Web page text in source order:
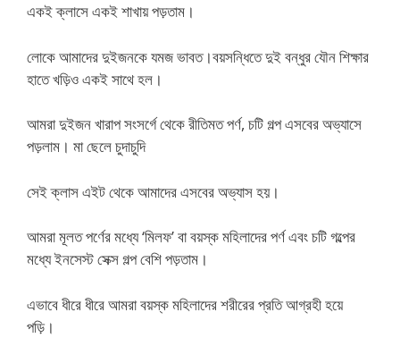
একই ক্লাসে একই শাখায় পড়তাম।
লোকে আমাদের দুইজনকে যমজ ভাবত।বয়সন্ধিতে দুই বন্ধুর যৌন শিক্ষার
হাতে খড়িও একই সাথে হল।
আমরা দুইজন খারাপ সংসর্গে থেকে রীতিমত পর্ণ, চটি গল্প এসবের অভ্যাসে
পড়লাম। মা ছেলে চুদাচুদি
সেই ক্লাস এইট থেকে আমাদের এসবের অভ্যাস হয়।
আমরা মূলত পর্ণের মধ্যে ‘মিলফ’ বা বয়স্ক মহিলাদের পর্ণ এবং চটি গল্পের
মধ্যে ইনসেস্ট সেক্স গল্প বেশি পড়তাম।
এভাবে ধীরে ধীরে আমরা বয়স্ক মহিলাদের শরীরের প্রতি আগ্রহী হয়ে
পড়ি।